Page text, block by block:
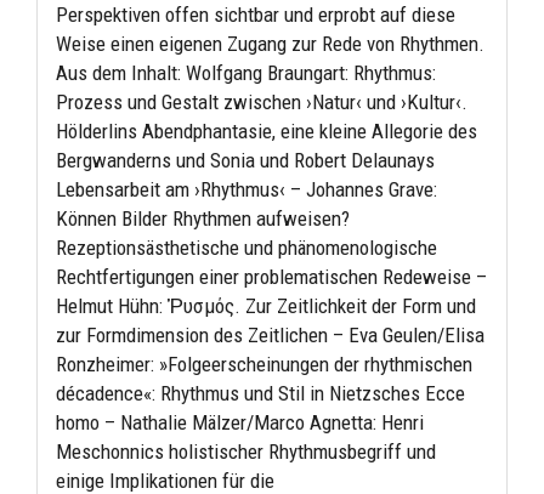
Perspektiven offen sichtbar und erprobt auf diese
Weise einen eigenen Zugang zur Rede von Rhythmen.
Aus dem Inhalt: Wolfgang Braungart: Rhythmus:
Prozess und Gestalt zwischen ›Natur‹ und ›Kultur‹.
Hölderlins Abendphantasie, eine kleine Allegorie des
Bergwanderns und Sonia und Robert Delaunays
Lebensarbeit am ›Rhythmus‹ – Johannes Grave:
Können Bilder Rhythmen aufweisen?
Rezeptionsästhetische und phänomenologische
Rechtfertigungen einer problematischen Redeweise –
Helmut Hühn: Ῥυσμός. Zur Zeitlichkeit der Form und
zur Formdimension des Zeitlichen – Eva Geulen/Elisa
Ronzheimer: »Folgeerscheinungen der rhythmischen
décadence«: Rhythmus und Stil in Nietzsches Ecce
homo – Nathalie Mälzer/Marco Agnetta: Henri
Meschonnics holistischer Rhythmusbegriff und
einige Implikationen für die